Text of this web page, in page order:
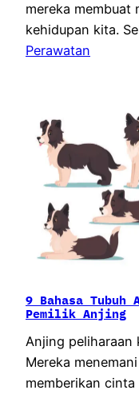
mereka membuat
kehidupan kita.
Perawatan
9 Bahasa Tubuh
Pemilik Anjing
Anjing peliharaan
Mereka
memberikan